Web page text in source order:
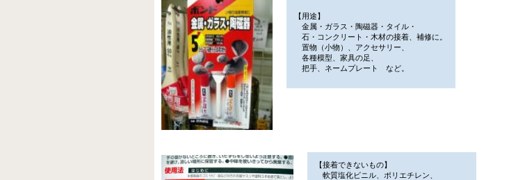
【用途】
金属・ガラス・陶磁器・タイル・
石・コンクリート・木材の接着、補修に。
置物（小物）、アクセサリー、
各種模型、家具の足、
把手、ネームプレート など。
【接着できないもの】
軟質塩化ビニル、ポリエチレン、